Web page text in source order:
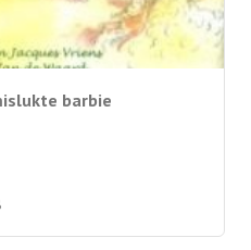
barbie